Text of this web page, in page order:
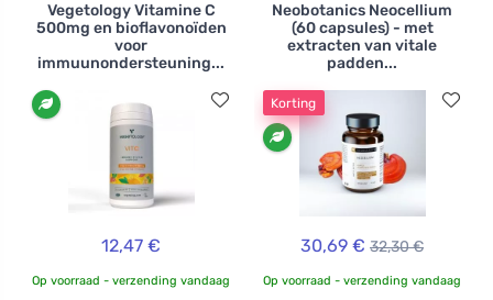
Vegetology Vitamine C
500mg en bioflavonoïden
voor
immuunondersteuning...
12,47 €
Op voorraad - verzending vandaag
Neobotanics Neocellium
(60 capsules) - met
extracten van vitale
padden...
Korting
30,69 € 32,30 €
Op voorraad - verzending vandaag